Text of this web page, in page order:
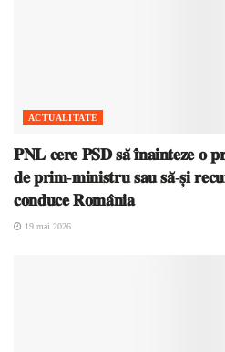
ACTUALITATE
𝐏𝐍𝐋 𝐜𝐞𝐫𝐞 𝐏𝐒𝐃 𝐬𝐚̆ 𝐢̂𝐧𝐚𝐢𝐧𝐭𝐞𝐳𝐞 𝐨
𝐝𝐞 𝐩𝐫𝐢𝐦-𝐦𝐢𝐧𝐢𝐬𝐭𝐫𝐮 𝐬𝐚𝐮 𝐬𝐚̆-𝐬̦𝐢
𝐜𝐨𝐧𝐝𝐮𝐜𝐞 𝐑𝐨𝐦𝐚̂𝐧𝐢𝐚
19 mai 2026